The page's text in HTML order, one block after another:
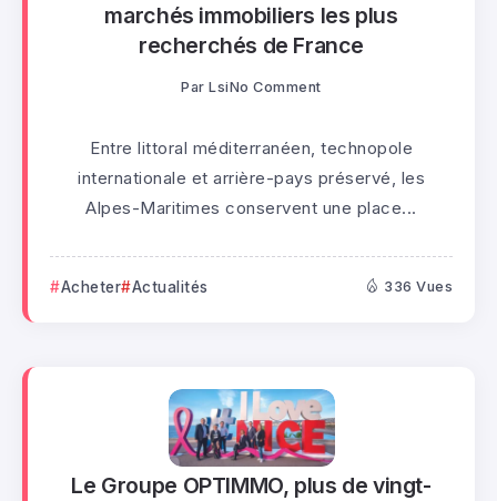
marchés immobiliers les plus
recherchés de France
Par LsiNo Comment
Entre littoral méditerranéen, technopole
internationale et arrière-pays préservé, les
Alpes-Maritimes conservent une place...
Acheter Actualités 336 Vues
Le Groupe OPTIMMO, plus de vingt-